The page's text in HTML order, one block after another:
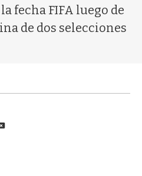
fecha FIFA luego de
de dos selecciones